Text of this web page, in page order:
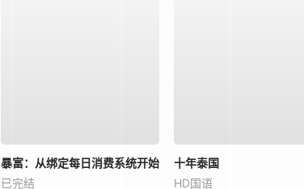
暴富：从绑定每日消费系统开始
已完结
十年泰国
HD国语